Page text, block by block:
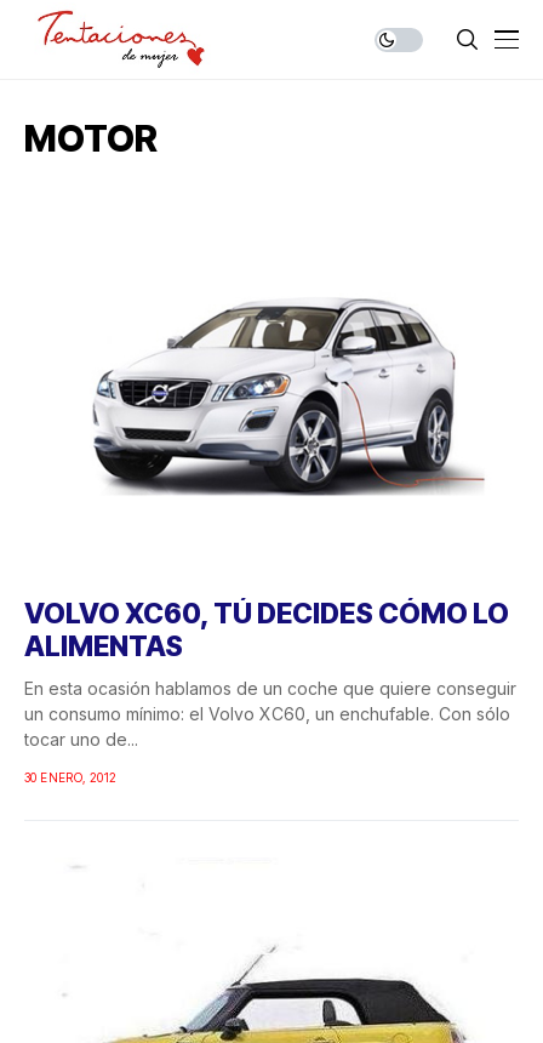
MOTOR
VOLVO XC60, TÚ DECIDES CÓMO LO
ALIMENTAS
En esta ocasión hablamos de un coche que quiere conseguir
un consumo mínimo: el Volvo XC60, un enchufable. Con sólo
tocar uno de...
30 ENERO, 2012